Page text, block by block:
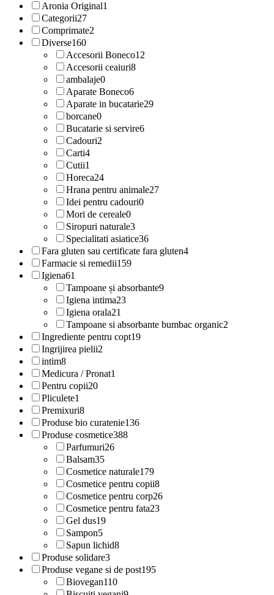
Aronia Original1
Categorii27
Comprimate2
Diverse160
Accesorii Boneco12
Accesorii ceaiuri8
ambalaje0
Aparate Boneco6
Aparate in bucatarie29
borcane0
Bucatarie si servire6
Cadouri2
Carti4
Cutii1
Horeca24
Hrana pentru animale27
Idei pentru cadouri0
Mori de cereale0
Siropuri naturale3
Specialitati asiatice36
Fara gluten sau certificate fara gluten4
Farmacie si remedii159
Igiena61
Tampoane și absorbante9
Igiena intima23
Igiena orala21
Tampoane si absorbante bumbac organic2
Ingrediente pentru copt19
Ingrijirea pielii2
intim8
Medicura / Pronat1
Pentru copii20
Pliculete1
Premixuri8
Produse bio curatenie136
Produse cosmetice388
Parfumuri26
Balsam35
Cosmetice naturale179
Cosmetice pentru copii8
Cosmetice pentru corp26
Cosmetice pentru fata23
Gel dus19
Sampon5
Sapun lichid8
Produse solidare3
Produse vegane si de post195
Biovegan110